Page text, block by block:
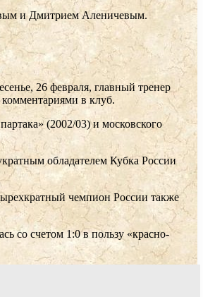
и Дмитрием Аленичевым.
26 февраля, главный тренер
в клуб.
(2002/03) и московского
обладателем Кубка России
чемпион России также
со счетом 1:0 в пользу «красно-